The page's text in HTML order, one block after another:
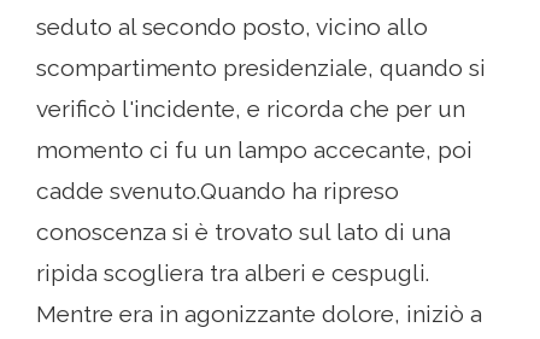
seduto al secondo posto, vicino allo
scompartimento presidenziale, quando si
verificò l'incidente, e ricorda che per un
momento ci fu un lampo accecante, poi
cadde svenuto.Quando ha ripreso
conoscenza si è trovato sul lato di una
ripida scogliera tra alberi e cespugli.
Mentre era in agonizzante dolore, iniziò a